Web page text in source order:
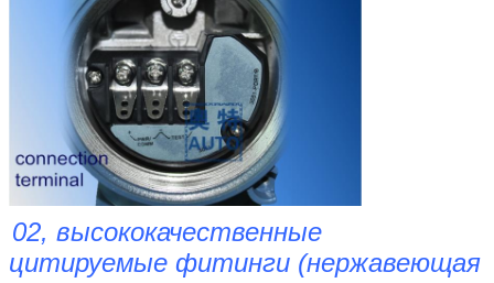
02, высококачественные
цитируемые фитинги (нержавеющая